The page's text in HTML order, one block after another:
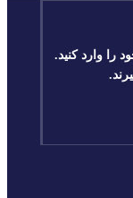
را وارد کنید.